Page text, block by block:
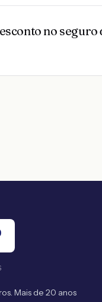
no seguro
Mais de 20 anos